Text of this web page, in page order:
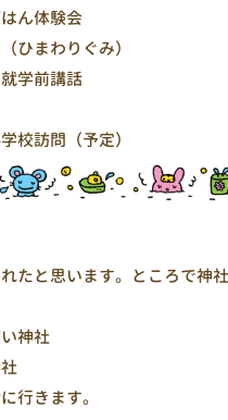
ん体験会
ひまわりぐみ）
学前講話
校訪問（予定）
たと思います。ところで神
神社
行きます。